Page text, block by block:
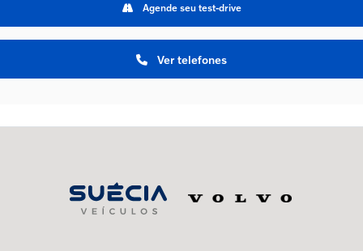
Ver telefones
Agende seu test-drive